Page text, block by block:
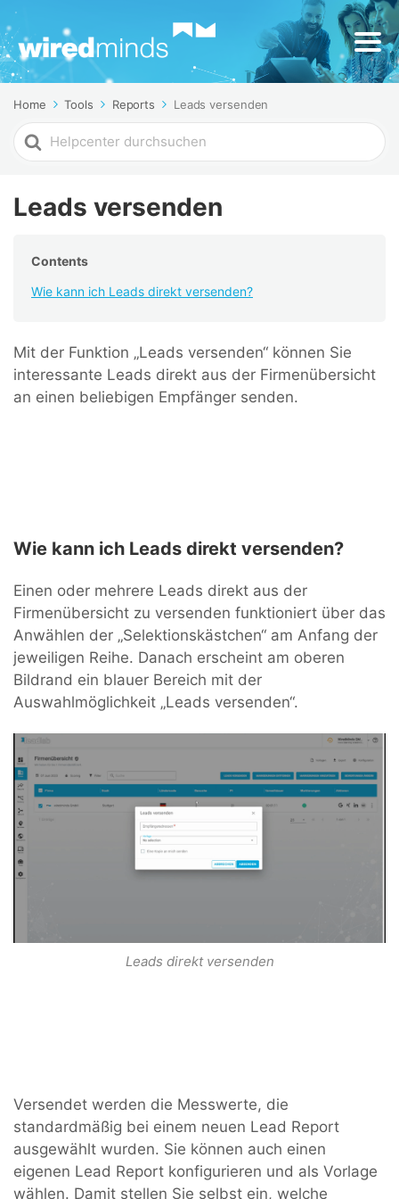
Home Tools Reports Leads versenden
Search
For
Leads versenden
Contents
Wie kann ich Leads direkt versenden?
Mit der Funktion „Leads versenden“ können Sie
interessante Leads direkt aus der Firmenübersicht
an einen beliebigen Empfänger senden.
Wie kann ich Leads direkt versenden?
Einen oder mehrere Leads direkt aus der
Firmenübersicht zu versenden funktioniert über das
Anwählen der „Selektionskästchen“ am Anfang der
jeweiligen Reihe. Danach erscheint am oberen
Bildrand ein blauer Bereich mit der
Auswahlmöglichkeit „Leads versenden“.
Leads direkt versenden
Versendet werden die Messwerte, die
standardmäßig bei einem neuen Lead Report
ausgewählt wurden. Sie können auch einen
eigenen Lead Report konfigurieren und als Vorlage
wählen. Damit stellen Sie selbst ein, welche